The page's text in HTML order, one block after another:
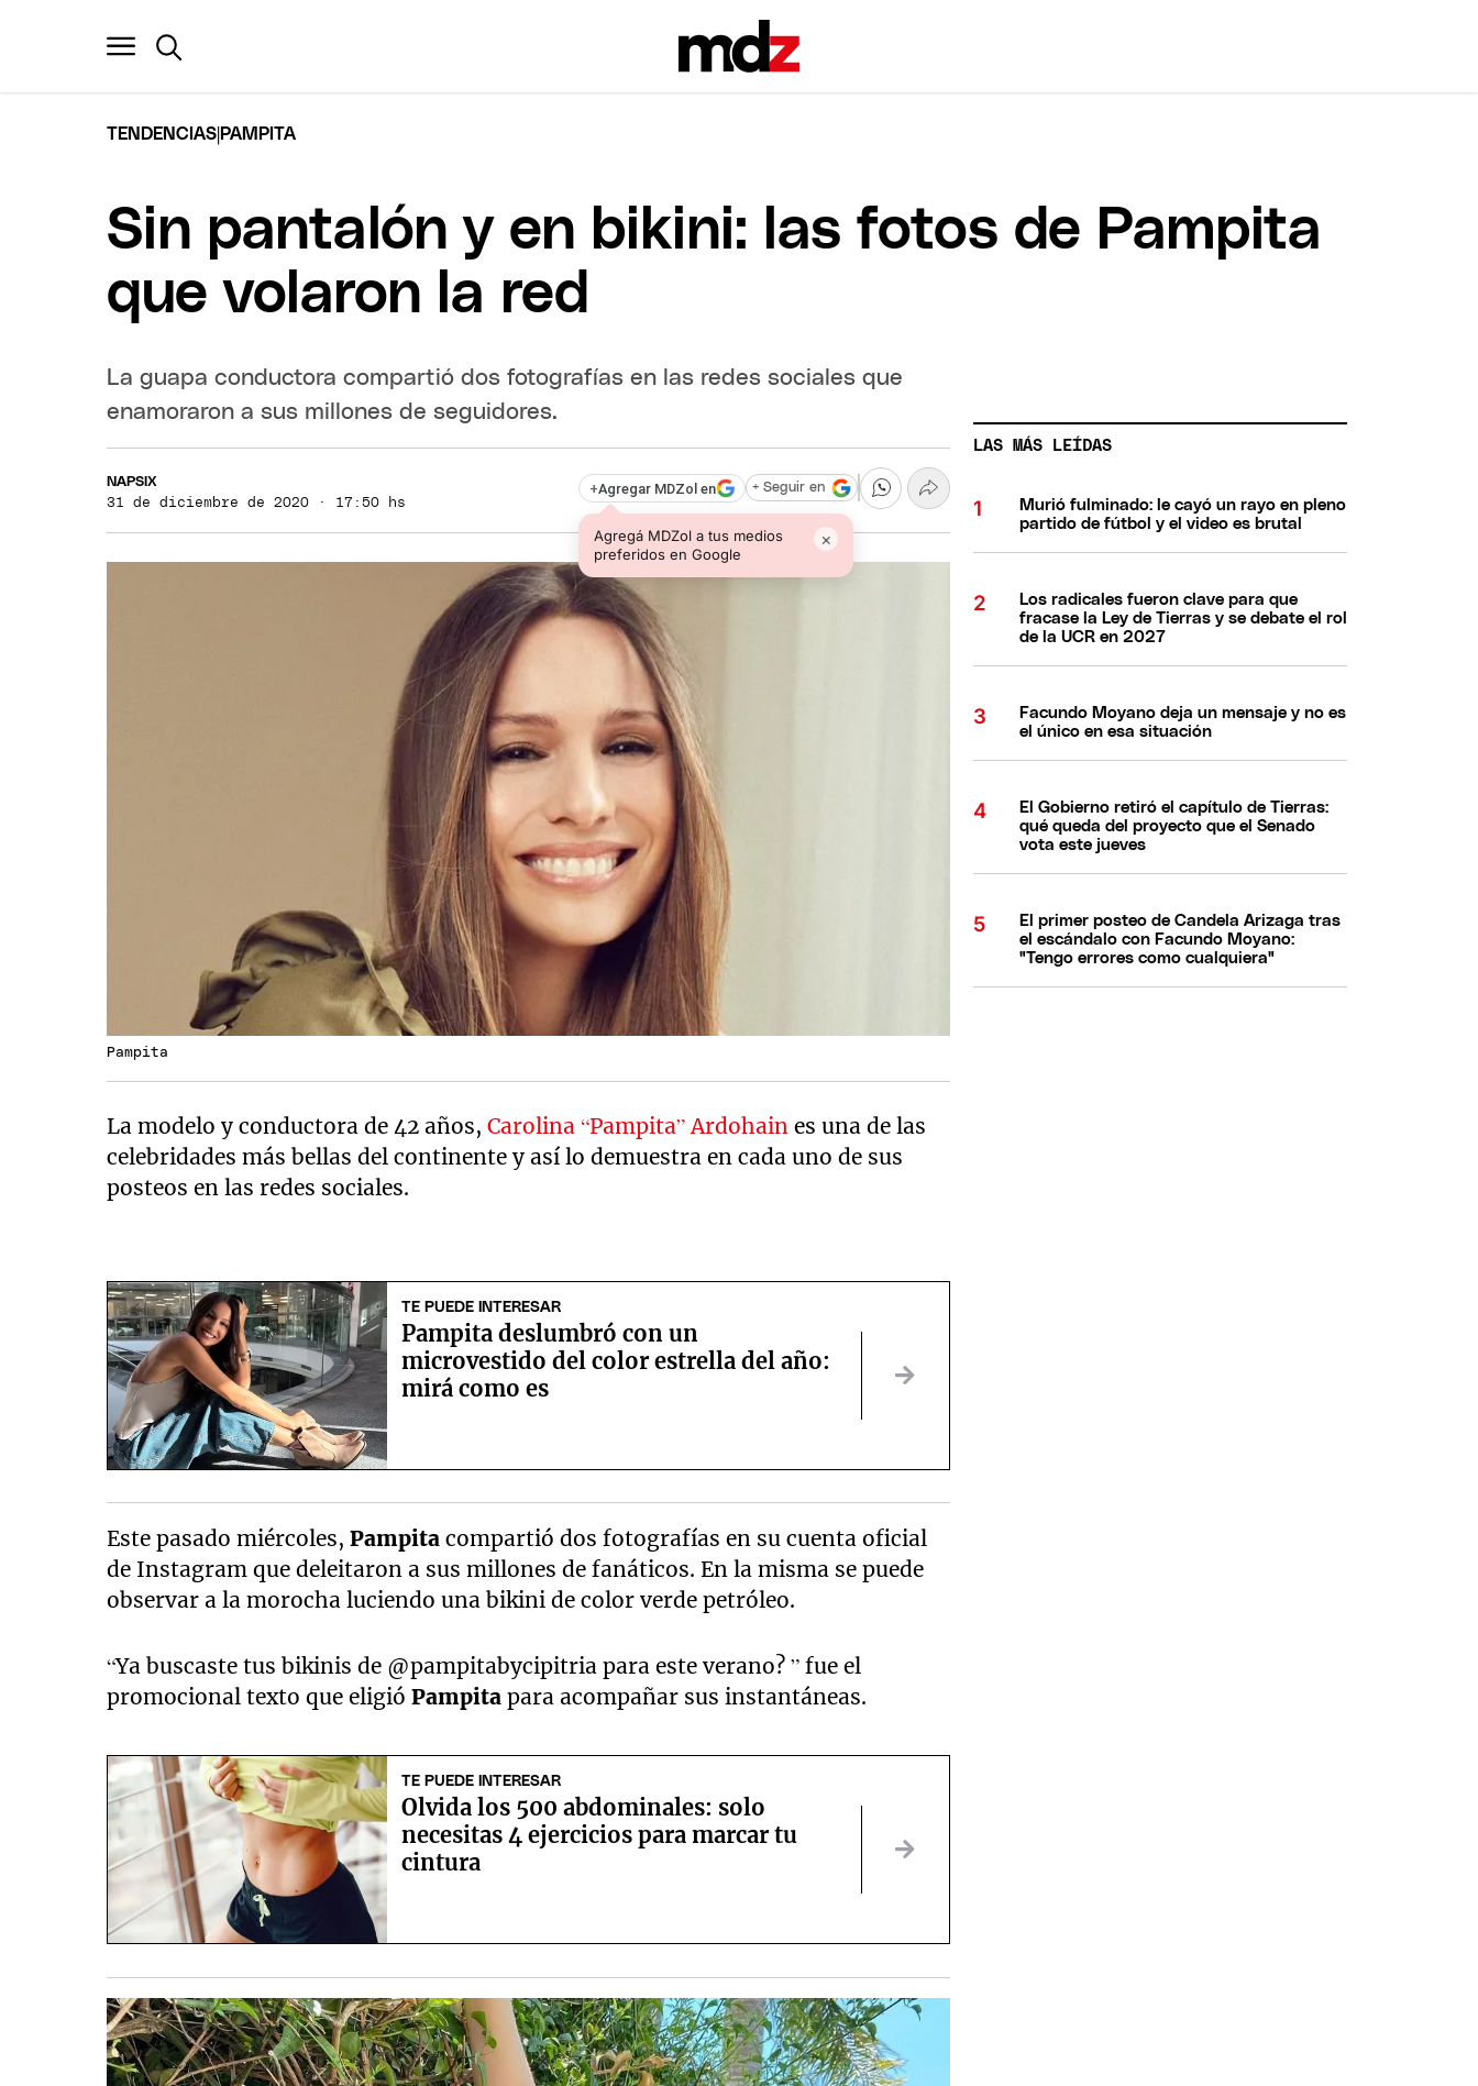
TENDENCIAS PAMPITA
Sin pantalón y en bikini: las fotos de Pampita
que volaron la red
La guapa conductora compartió dos fotografías en las redes sociales que
enamoraron a sus millones de seguidores.
NAPSIX
31 de diciembre de 2020 · 17:50 hs
+Agregar MDZol en
Agregá MDZol a tus medios
preferidos en Google
×
+ Seguir en
Pampita
La modelo y conductora de 42 años,Carolina “Pampita” Ardohain es una de las
celebridades más bellas del continente y así lo demuestra en cada uno de sus
posteos en las redes sociales.
TE PUEDE INTERESAR
Pampita deslumbró con un
microvestido del color estrella del año:
mirá como es
Este pasado miércoles,Pampita compartió dos fotografías en su cuenta oficial
de Instagram que deleitaron a sus millones de fanáticos. En la misma se puede
observar a la morocha luciendo una bikini de color verde petróleo.
“Ya buscaste tus bikinis de @pampitabycipitria para este verano? ” fue el
promocional texto que eligióPampita para acompañar sus instantáneas.
TE PUEDE INTERESAR
Olvida los 500 abdominales: solo
necesitas 4 ejercicios para marcar tu
cintura
LAS MÁS LEÍDAS
Murió fulminado: le cayó un rayo en pleno
partido de fútbol y el video es brutal
Los radicales fueron clave para que
fracase la Ley de Tierras y se debate el rol
de la UCR en 2027
Facundo Moyano deja un mensaje y no es
el único en esa situación
El Gobierno retiró el capítulo de Tierras:
qué queda del proyecto que el Senado
vota este jueves
El primer posteo de Candela Arizaga tras
el escándalo con Facundo Moyano:
"Tengo errores como cualquiera"